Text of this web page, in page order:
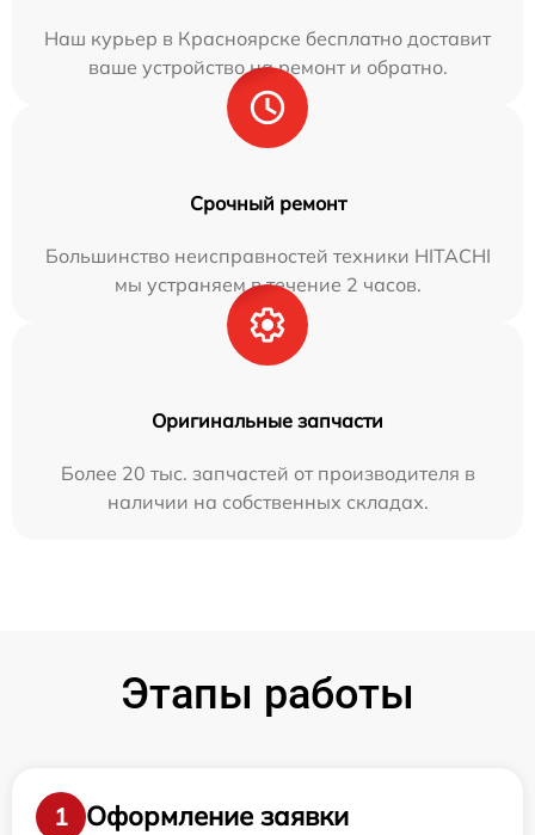
Наш курьер в Красноярске бесплатно доставит
ваше устройство на ремонт и обратно.
Срочный ремонт
Большинство неисправностей техники HITACHI
мы устраняем в течение 2 часов.
Оригинальные запчасти
Более 20 тыс. запчастей от производителя в
наличии на собственных складах.
Этапы работы
1
Оформление заявки